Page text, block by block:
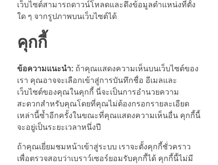
เว็บไซต์สามารถดาวน์โหลดและดึงข้อมูลตำแหน่งที่ตั้ง
ใด ๆ จากรูปภาพบนเว็บไซต์ได้
คุกกี้
ข้อความแนะนำ: ถ้าคุณแสดงความเห็นบนเว็บไซต์ของ
เรา คุณอาจจะเลือกเข้าสู่การบันทึกชื่อ อีเมลและ
เว็บไซต์ของคุณในคุกกี้ นี่จะเป็นการอำนวยความ
สะดวกสำหรับคุณโดยที่คุณไม่ต้องกรอกรายละเอียด
เหล่านี้ซ้ำอีกครั้งในขณะที่คุณแสดงความเห็นอื่น คุกกี้นี้
จะอยู่เป็นระยะเวลาหนึ่งปี
ถ้าคุณเยี่ยมชมหน้าเข้าสู่ระบบ เราจะตั้งคุกกี้ชั่วคราว
เพื่อตรวจสอบว่าเบราว์เซอร์ยอมรับคุกกี้ได้ คุกกี้นี้ไม่มี